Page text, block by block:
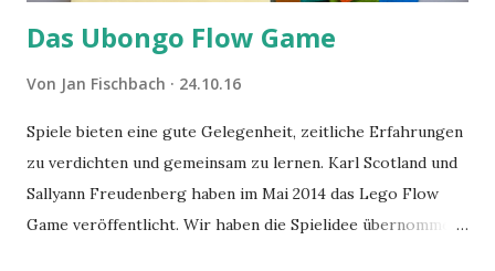
Das Ubongo Flow Game
Von Jan Fischbach 24.10.16
Spiele bieten eine gute Gelegenheit, zeitliche Erfahrungen
zu verdichten und gemeinsam zu lernen. Karl Scotland und
Sallyann Freudenberg haben im Mai 2014 das Lego Flow
Game veröffentlicht. Wir haben die Spielidee übernommen,